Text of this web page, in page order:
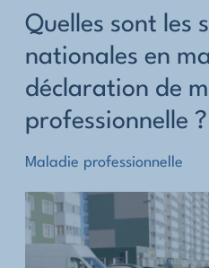
en
charge
une
déclaration
professionnelle
?
Quelles sont les
nationales en
déclaration de
professionnelle ?
Maladie professionnelle